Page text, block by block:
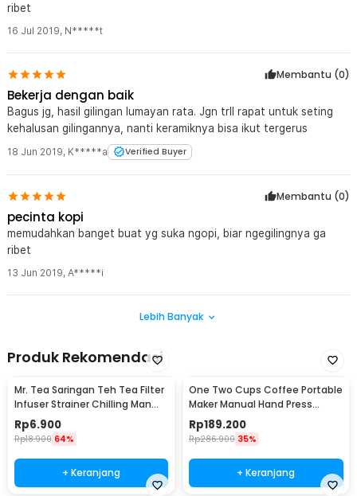
ribet
16 Jul 2019, N*****t
Membantu (0)
Bekerja dengan baik
Bagus jg, hasil gilingan lumayan rata. Jgn trll rapat untuk seting
kehalusan gilingannya, nanti keramiknya bisa ikut tergerus
18 Jun 2019, K*****a Verified Buyer
Membantu (0)
pecinta kopi
memudahkan banget buat yg suka ngopi, biar ngegilingnya ga
ribet
13 Jun 2019, A*****i
Lebih Banyak
Produk Rekomendasi
Mr. Tea Saringan Teh Tea Filter
Infuser Strainer Chilling Man
Silicon - MR03
Rp6.900
Rp18.900 64%
+ Keranjang
One Two Cups Coffee Portable
Maker Manual Hand Press
Espresso 300ml - T35066
Rp189.200
Rp286.900 35%
+ Keranjang